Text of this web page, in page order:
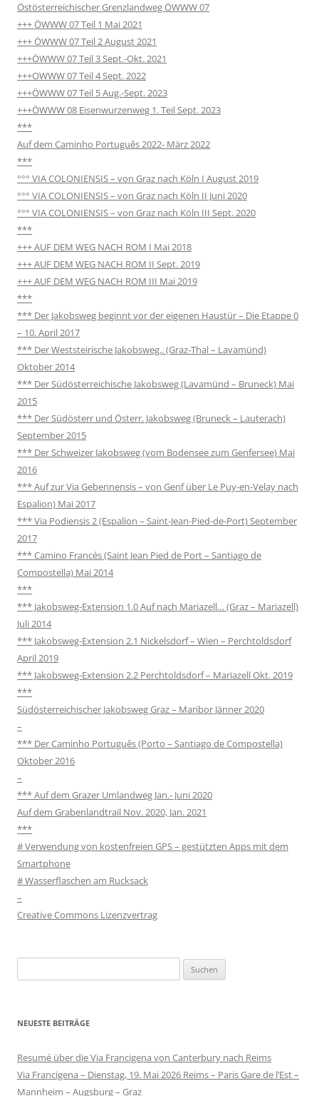
Östösterreichischer Grenzlandweg ÖWWW 07
+++ ÖWWW 07 Teil 1 Mai 2021
+++ ÖWWW 07 Teil 2 August 2021
+++ÖWWW 07 Teil 3 Sept.-Okt. 2021
+++OWWW 07 Teil 4 Sept. 2022
+++ÖWWW 07 Teil 5 Aug.-Sept. 2023
+++ÖWWW 08 Eisenwurzenweg 1. Teil Sept. 2023
***
Auf dem Caminho Português 2022- März 2022
***
°°° VIA COLONIENSIS – von Graz nach Köln I August 2019
°°° VIA COLONIENSIS – von Graz nach Köln II Juni 2020
°°° VIA COLONIENSIS – von Graz nach Köln III Sept. 2020
***
+++ AUF DEM WEG NACH ROM I Mai 2018
+++ AUF DEM WEG NACH ROM II Sept. 2019
+++ AUF DEM WEG NACH ROM III Mai 2019
***
*** Der Jakobsweg beginnt vor der eigenen Haustür – Die Etappe 0
– 10. April 2017
*** Der Weststeirische Jakobsweg.. (Graz-Thal – Lavamünd)
Oktober 2014
*** Der Südösterreichische Jakobsweg (Lavamünd – Bruneck) Mai
2015
*** Der Südösterr und Österr. Jakobsweg (Bruneck – Lauterach)
September 2015
*** Der Schweizer Jakobsweg (vom Bodensee zum Genfersee) Mai
2016
*** Auf zur Via Gebennensis – von Genf über Le Puy-en-Velay nach
Espalion) Mai 2017
*** Via Podiensis 2 (Espalion – Saint-Jean-Pied-de-Port) September
2017
*** Camino Francés (Saint Jean Pied de Port – Santiago de
Compostella) Mai 2014
***
*** Jakobsweg-Extension 1.0 Auf nach Mariazell… (Graz – Mariazell)
Juli 2014
*** Jakobsweg-Extension 2.1 Nickelsdorf – Wien – Perchtoldsdorf
April 2019
*** Jakobsweg-Extension 2.2 Perchtoldsdorf – Mariazell Okt. 2019
***
Südösterreichischer Jakobsweg Graz – Maribor Jänner 2020
–
*** Der Caminho Português (Porto – Santiago de Compostella)
Oktober 2016
–
*** Auf dem Grazer Umlandweg Jan.- Juni 2020
Auf dem Grabenlandtrail Nov. 2020, Jan. 2021
***
# Verwendung von kostenfreien GPS – gestützten Apps mit dem
Smartphone
# Wasserflaschen am Rucksack
–
Creative Commons Lizenzvertrag
nach:
NEUESTE BEITRÄGE
Resumé über die Via Francigena von Canterbury nach Reims
Via Francigena – Dienstag, 19. Mai 2026 Reims – Paris Gare de l’Est –
Mannheim – Augsburg – Graz